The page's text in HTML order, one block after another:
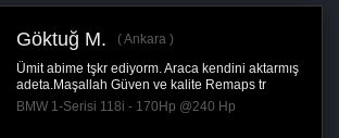
Göktuğ M.
Ankara
Ümit abime tşkr ediyorm. Araca kendini aktarmış
adeta.Maşallah Güven ve kalite Remaps tr
BMW 1-Serisi 118i - 170Hp @240 Hp